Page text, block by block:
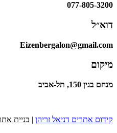
077-805-3200
דוא״ל
Eizenbergalon@gmail.com
מיקום
מנחם בגין 150, תל-אביב
קידום אתרים דניאל זריהן | בניית